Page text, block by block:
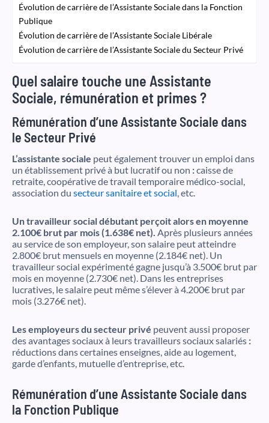
Évolution de carrière de l’Assistante Sociale dans la Fonction
Publique
Évolution de carrière de l’Assistante Sociale Libérale
Évolution de carrière de l’Assistante Sociale du Secteur Privé
Quel salaire touche une Assistante
Sociale, rémunération et primes ?
Rémunération d’une Assistante Sociale dans
le Secteur Privé
L’assistante sociale peut également trouver un emploi dans
un établissement privé à but lucratif ou non :caisse de
retraite, coopérative de travail temporaire médico-social,
association du secteur sanitaire et social , etc.
Un travailleur social débutant perçoit alors en moyenne
2.100€ brut par mois (1.638€ net). Après plusieurs années
au service de son employeur, son salaire peut atteindre
2.800€ brut mensuels en moyenne (2.184€ net). Un
travailleur social expérimenté gagne jusqu’à 3.500€ brut par
mois en moyenne (2.730€ net). Dans les entreprises
lucratives, le salaire peut même s’élever à 4.200€ brut par
mois (3.276€ net).
Les employeurs du secteur privé peuvent aussi proposer
des avantages sociaux à leurs travailleurs sociaux salariés :
réductions dans certaines enseignes, aide au logement,
garde d’enfants, mutuelle d’entreprise, etc.
Rémunération d’une Assistante Sociale dans
la Fonction Publique